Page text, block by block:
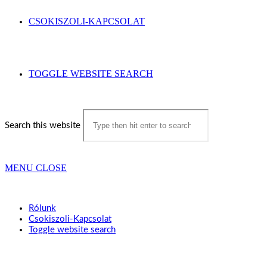
CSOKISZOLI-KAPCSOLAT
TOGGLE WEBSITE SEARCH
Search this website
MENU CLOSE
Rólunk
Csokiszoli-Kapcsolat
Toggle website search